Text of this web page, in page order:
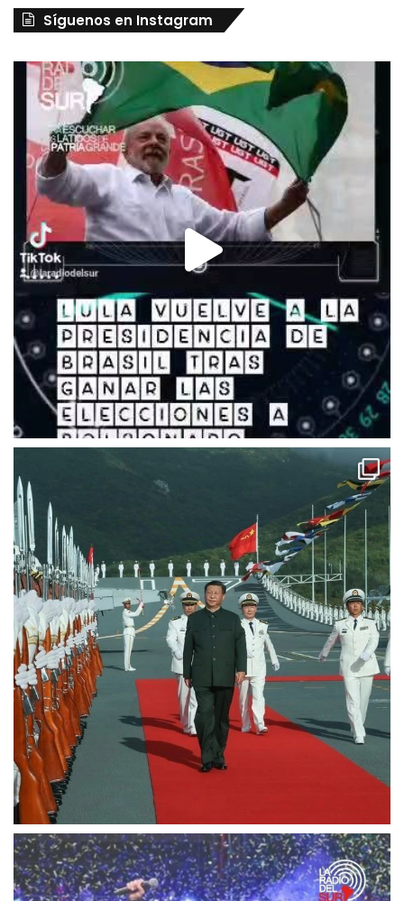
Síguenos en Instagram